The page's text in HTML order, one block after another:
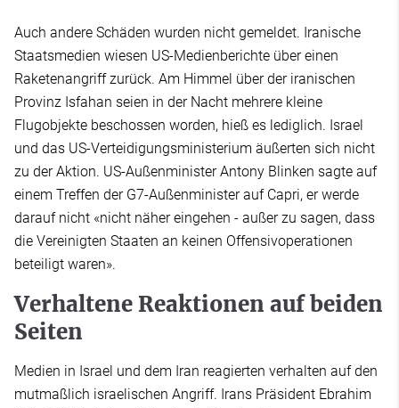
Auch andere Schäden wurden nicht gemeldet. Iranische
Staatsmedien wiesen US-Medienberichte über einen
Raketenangriff zurück. Am Himmel über der iranischen
Provinz Isfahan seien in der Nacht mehrere kleine
Flugobjekte beschossen worden, hieß es lediglich. Israel
und das US-Verteidigungsministerium äußerten sich nicht
zu der Aktion. US-Außenminister Antony Blinken sagte auf
einem Treffen der G7-Außenminister auf Capri, er werde
darauf nicht «nicht näher eingehen - außer zu sagen, dass
die Vereinigten Staaten an keinen Offensivoperationen
beteiligt waren».
Verhaltene Reaktionen auf beiden
Seiten
Medien in Israel und dem Iran reagierten verhalten auf den
mutmaßlich israelischen Angriff. Irans Präsident Ebrahim